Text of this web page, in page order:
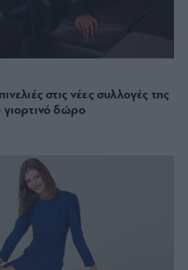
στις νέες συλλογές της
γιορτινό δώρο